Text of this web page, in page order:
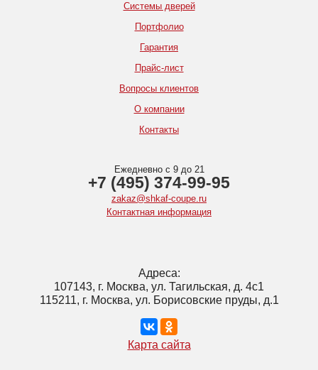
Системы дверей
Портфолио
Гарантия
Прайс-лист
Вопросы клиентов
О компании
Контакты
Ежедневно с 9 до 21
+7 (495) 374-99-95
zakaz@shkaf-coupe.ru
Контактная информация
Адреса:
107143, г. Москва, ул. Тагильская, д. 4с1
115211, г. Москва, ул. Борисовские пруды, д.1
Карта сайта